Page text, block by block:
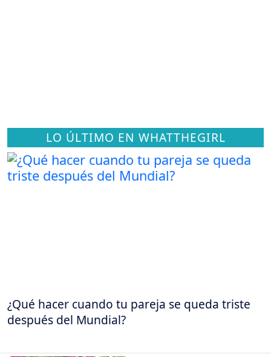
LO ÚLTIMO EN WHATTHEGIRL
¿Qué hacer cuando tu pareja se queda triste
después del Mundial?